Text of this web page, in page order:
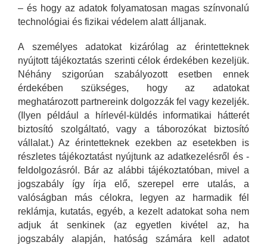
– és hogy az adatok folyamatosan magas színvonalú
technológiai és fizikai védelem alatt álljanak.
A személyes adatokat kizárólag az érintetteknek
nyújtott tájékoztatás szerinti célok érdekében kezeljük.
Néhány szigorúan szabályozott esetben ennek
érdekében szükséges, hogy az adatokat
meghatározott partnereink dolgozzák fel vagy kezeljék.
(Ilyen például a hírlevél-küldés informatikai hátterét
biztosító szolgáltató, vagy a táborozókat biztosító
vállalat.) Az érintetteknek ezekben az esetekben is
részletes tájékoztatást nyújtunk az adatkezelésről és -
feldolgozásról. Bár az alábbi tájékoztatóban, mivel a
jogszabály így írja elő, szerepel erre utalás, a
valóságban más célokra, legyen az harmadik fél
reklámja, kutatás, egyéb, a kezelt adatokat soha nem
adjuk át senkinek (az egyetlen kivétel az, ha
jogszabály alapján, hatóság számára kell adatot